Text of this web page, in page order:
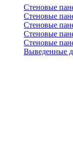
Стеновые
Стеновые
Стеновые
Стеновые
Стеновые
Выведенные